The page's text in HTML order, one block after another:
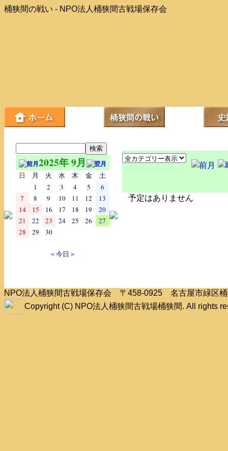
桶狭間の戦い - NPO法人桶狭間古戦場保存会
2025年 9月
日 月 火 水 木 金
土
1
2 3 4 5
6
7
8 9 10 11 12
13
14
15 16 17 18 19
20
21
22 23 24 25 26
27
28
29 30
＜今日＞
予定はありません
NPO法人桶狭間古戦場保存会 〒458-0925 名古屋市緑区
Copyright (C) NPO法人桶狭間古戦場桶狭間. All rights